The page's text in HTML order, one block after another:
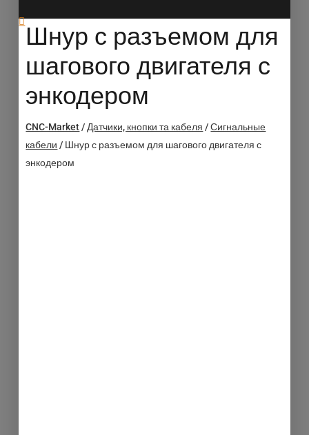
Шнур с разъемом для
шагового двигателя с
энкодером
CNC-Market/ Датчики, кнопки та кабеля /Сигнальные
кабели / Шнур с разъемом для шагового двигателя с
энкодером